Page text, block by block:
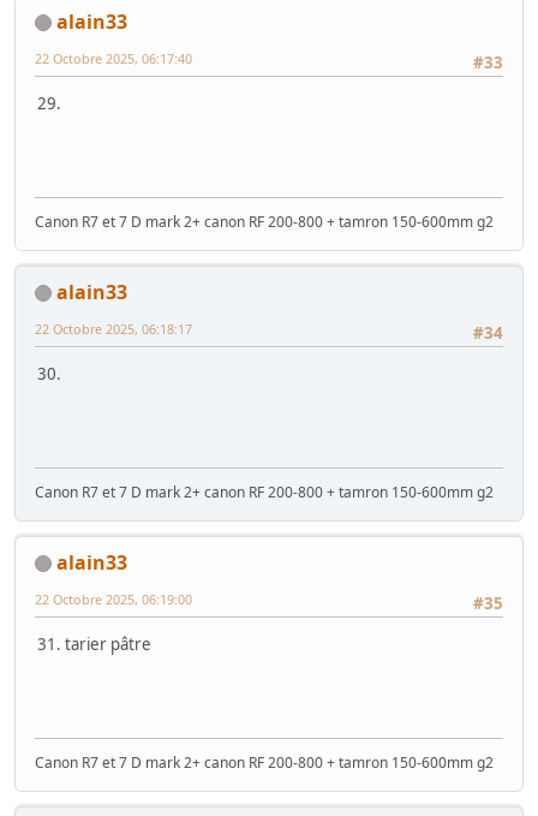
alain33
#33
22 Octobre 2025, 06:17:40
29.
Canon R7 et 7 D mark 2+ canon RF 200-800 + tamron 150-600mm g2
alain33
#34
22 Octobre 2025, 06:18:17
30.
Canon R7 et 7 D mark 2+ canon RF 200-800 + tamron 150-600mm g2
alain33
#35
22 Octobre 2025, 06:19:00
31. tarier pâtre
Canon R7 et 7 D mark 2+ canon RF 200-800 + tamron 150-600mm g2